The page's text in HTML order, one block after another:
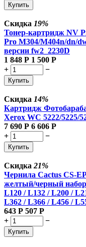
Купить
Скидка 19%
Тонер-картридж NV
Pro M304/M404n/dn/
версии fw2_2230D
1 848 Р 1 500 Р
+
−
Купить
Скидка 14%
Картридж
Xerox WC 5222/5225/
7 690 Р 6 606 Р
+
−
Купить
Скидка 21%
Чернила Cactus CS-
желтый/черный
L120 / L132 / L200 /
L362 / L366 / L456 /
643 Р 507 Р
+
−
Купить